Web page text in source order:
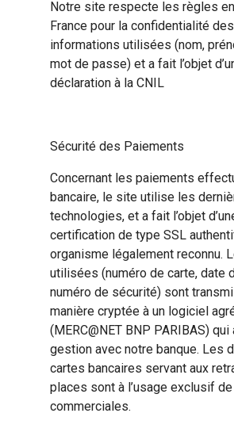
Notre site respecte les règles
France pour la confidentialité des
informations utilisées (nom,
mot de passe) et a fait l’objet
déclaration à la CNIL
Sécurité des Paiements
Concernant les paiements
bancaire, le site utilise les
technologies, et a fait l’objet
certification de type SSL
organisme légalement reconnu.
utilisées (numéro de carte, date
numéro de sécurité) sont
manière cryptée à un logiciel
(MERC@NET BNP PARIBAS)
gestion avec notre banque. Les
cartes bancaires servant aux
places sont à l’usage exclusif
commerciales.